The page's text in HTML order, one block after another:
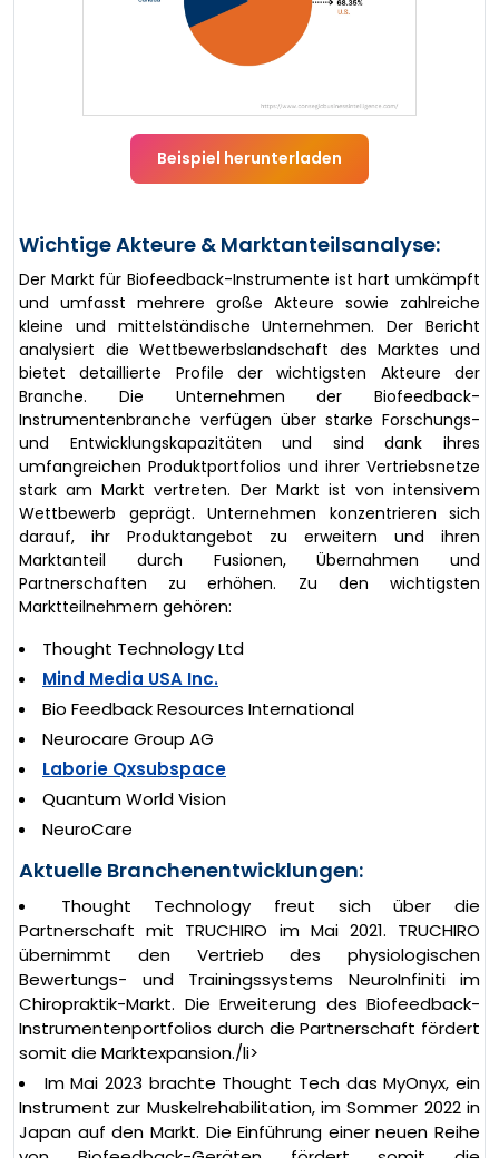
Beispiel herunterladen
Wichtige Akteure & Marktanteilsanalyse:
Der Markt für Biofeedback-Instrumente ist hart umkämpft
und umfasst mehrere große Akteure sowie zahlreiche
kleine und mittelständische Unternehmen. Der Bericht
analysiert die Wettbewerbslandschaft des Marktes und
bietet detaillierte Profile der wichtigsten Akteure der
Branche. Die Unternehmen der Biofeedback-
Instrumentenbranche verfügen über starke Forschungs-
und Entwicklungskapazitäten und sind dank ihres
umfangreichen Produktportfolios und ihrer Vertriebsnetze
stark am Markt vertreten. Der Markt ist von intensivem
Wettbewerb geprägt. Unternehmen konzentrieren sich
darauf, ihr Produktangebot zu erweitern und ihren
Marktanteil durch Fusionen, Übernahmen und
Partnerschaften zu erhöhen. Zu den wichtigsten
Marktteilnehmern gehören:
Thought Technology Ltd
Mind Media USA Inc.
Bio Feedback Resources International
Neurocare Group AG
Laborie Qxsubspace
Quantum World Vision
NeuroCare
Aktuelle Branchenentwicklungen:
Thought Technology freut sich über die
Partnerschaft mit TRUCHIRO im Mai 2021. TRUCHIRO
übernimmt den Vertrieb des physiologischen
Bewertungs- und Trainingssystems NeuroInfiniti im
Chiropraktik-Markt. Die Erweiterung des Biofeedback-
Instrumentenportfolios durch die Partnerschaft fördert
somit die Marktexpansion./li>
Im Mai 2023 brachte Thought Tech das MyOnyx, ein
Instrument zur Muskelrehabilitation, im Sommer 2022 in
Japan auf den Markt. Die Einführung einer neuen Reihe